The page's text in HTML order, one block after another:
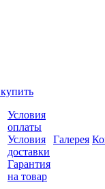
Условия
оплаты
Условия
доставки
Гарантия
на товар
Галерея